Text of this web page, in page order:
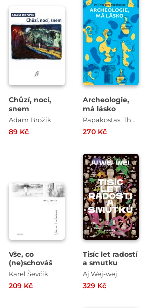
Chůzí, nocí,
snem
Adam Brožík
89 Kč
Archeologie,
má lásko
Papakostas, Theodore
270 Kč
Vše, co
(ne)schováš
Karel Ševčík
209 Kč
Tisíc let radostí
a smutku
Aj Wej-wej
329 Kč